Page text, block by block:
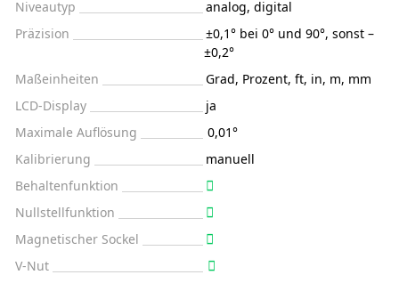
Niveautyp
analog, digital
Präzision
±0,1° bei 0° und 90°, sonst –
±0,2°
Maßeinheiten
Grad, Prozent, ft, in, m, mm
LCD-Display
ja
Maximale Auflösung
0,01°
Kalibrierung
manuell
Behaltenfunktion
Nullstellfunktion
Magnetischer Sockel
V-Nut